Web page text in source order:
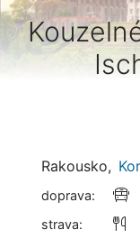
Rakousko,
doprava:
strava: